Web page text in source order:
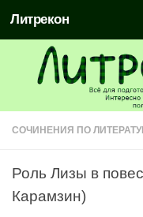
Литрекон
СОЧИНЕНИЯ ПО
Роль Лизы в
Карамзин)